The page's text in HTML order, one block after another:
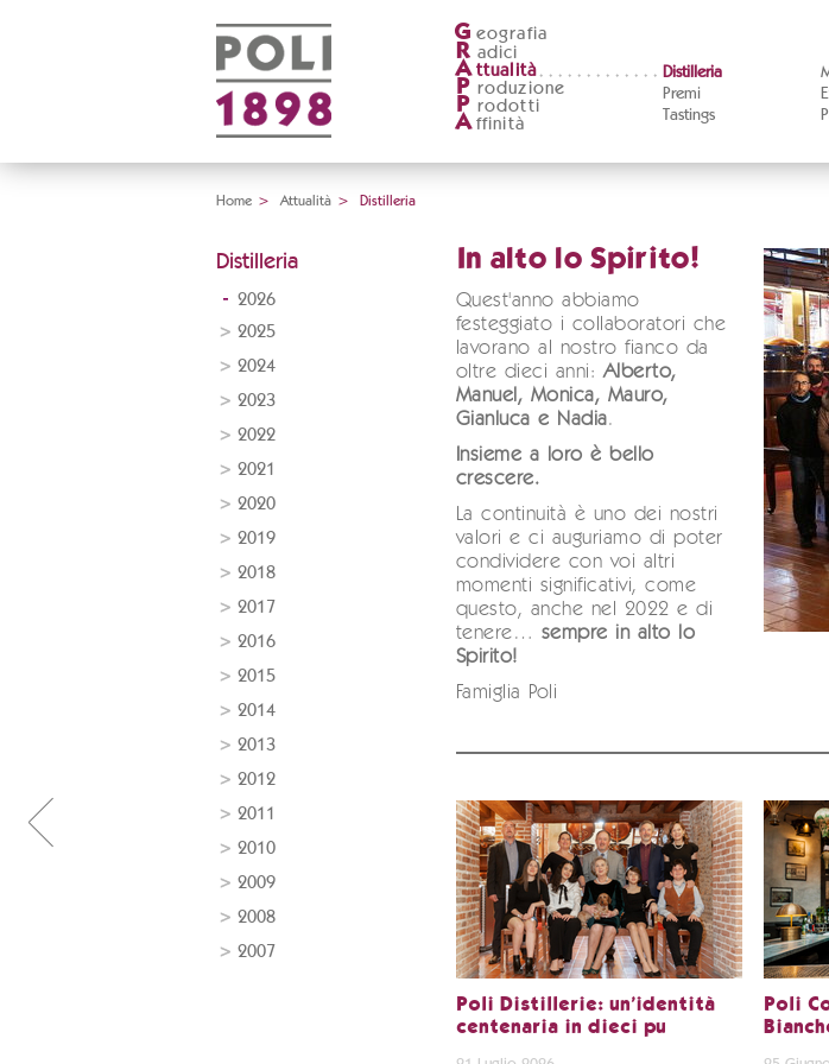
G eografia
R adici
A ttualità
Distilleria
Premi
Tastings
P roduzione
P rodotti
A ffinità
Home > Attualità > Distilleria
Distilleria
2026
2025
2024
2023
2022
2021
2020
2019
2018
2017
2016
2015
2014
2013
2012
2011
2010
2009
2008
2007
In alto lo Spirito!
Quest'anno abbiamo
festeggiato i collaboratori che
lavorano al nostro fianco da
oltre dieci anni:Alberto,
Manuel, Monica, Mauro,
Gianluca e Nadia.
Insieme a loro è bello
crescere.
La continuità è uno dei nostri
valori e ci auguriamo di poter
condividere con voi altri
momenti significativi, come
questo, anche nel 2022 e di
tenere… sempre in alto lo
Spirito!
Famiglia Poli
Poli Distillerie: un’identità
centenaria in dieci pu
Poli